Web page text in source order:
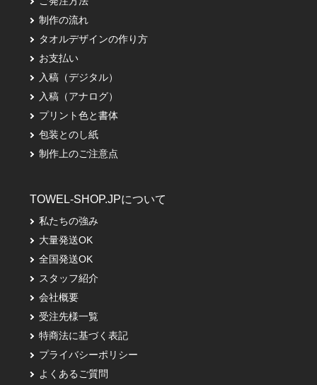
制作の流れ
タオルデザインの作り方
お支払い
入稿（デジタル）
入稿（アナログ）
プリント色と書体
包装とのし紙
制作上のご注意点
TOWEL-SHOP.JPについて
私たちの強み
大量発送OK
全国発送OK
スタッフ紹介
会社概要
受注先様一覧
特商法に基づく表記
プライバシーポリシー
よくあるご質問